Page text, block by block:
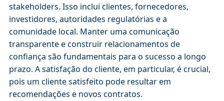
stakeholders. Isso inclui clientes, fornecedores,
investidores, autoridades regulatórias e a
comunidade local. Manter uma comunicação
transparente e construir relacionamentos de
confiança são fundamentais para o sucesso a longo
prazo. A satisfação do cliente, em particular, é crucial,
pois um cliente satisfeito pode resultar em
recomendações e novos contratos.